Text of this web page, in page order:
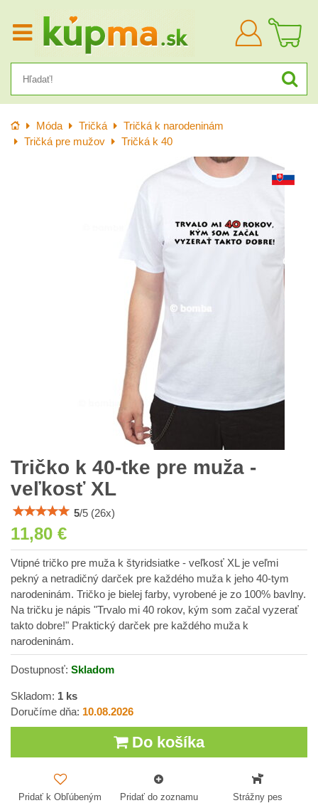
Prihlásiť
sa
Úvod Móda Tričká
Tričká k narodeninám
Tričká pre mužov
Tričká k 40
Tričko k 40-tke pre muža -
veľkosť XL
5/5 (26x)
11,80 €
Vtipné tričko pre muža k štyridsiatke - veľkosť XL je veľmi
pekný a netradičný darček pre každého muža k jeho 40-tym
narodeninám. Tričko je bielej farby, vyrobené je zo 100% bavlny.
Na tričku je nápis "Trvalo mi 40 rokov, kým som začal vyzerať
takto dobre!" Praktický darček pre každého muža k
narodeninám.
Dostupnosť: Skladom
Skladom: 1 ks
Doručíme dňa: 10.08.2026
Do košíka
Pridať k Obľúbeným Pridať do zoznamu Strážny pes